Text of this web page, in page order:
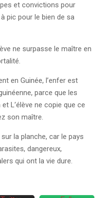
et convictions pour
pic pour le bien de sa
ne surpasse le maître en
en Guinée, l’enfer est
parce que les
L’élève ne copie que ce
son maître.
la planche, car le pays
dangereux,
qui ont la vie dure.